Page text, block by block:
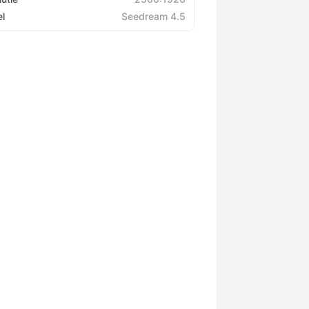
Seedream 4.5